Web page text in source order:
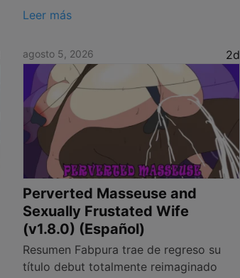
Leer más
agosto 5, 2026 2d
Perverted Masseuse and
Sexually Frustated Wife
(v1.8.0) (Español)
Resumen Fabpura trae de regreso su
título debut totalmente reimaginado